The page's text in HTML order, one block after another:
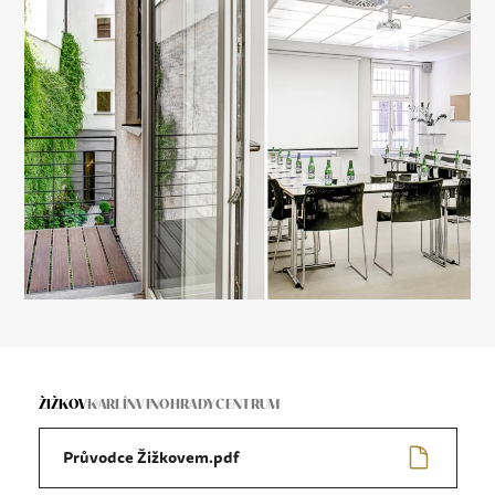
ŽIŽKOVKARLÍNVINOHRADYCENTRUM
Průvodce Žižkovem.pdf